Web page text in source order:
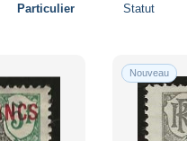
Particulier Statut
Nouveau